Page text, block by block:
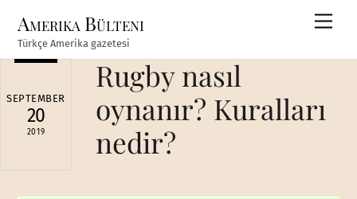
content
Amerika Bülteni
Türkçe Amerika gazetesi
SEPTEMBER
20
2019
Rugby nasıl
oynanır? Kuralları
nedir?